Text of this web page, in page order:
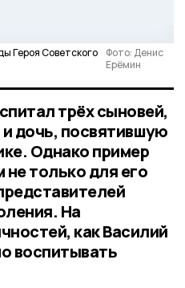
Героя Советского
Фото: Денис
Ерёмин
трёх сыновей,
дочь, посвятившую
Однако пример
не только для его
На
как Василий
воспитывать